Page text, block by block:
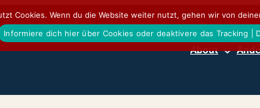
About
Cookies. Wenn du die Website weiter nutzt, gehen wir von
Informiere dich hier über Cookies oder deaktivere das Tracking |